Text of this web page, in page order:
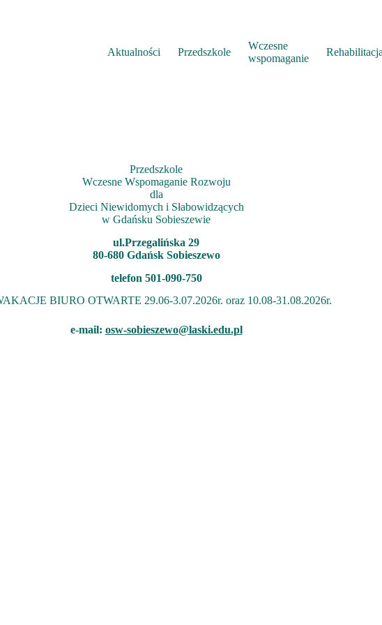
Aktualności
Przedszkole
Wczesne
wspomaganie
Rehabilitacja
Przedszkole
Wczesne Wspomaganie Rozwoju
dla
Dzieci Niewidomych i Słabowidzących
w Gdańsku Sobieszewie
ul.Przegalińska 29
80-680 Gdańsk Sobieszewo
telefon 501-090-750
BIURO OTWARTE 29.06-3.07.2026r. oraz 10.08-31.08.2026r.
e-mail: osw-sobieszewo@laski.edu.pl